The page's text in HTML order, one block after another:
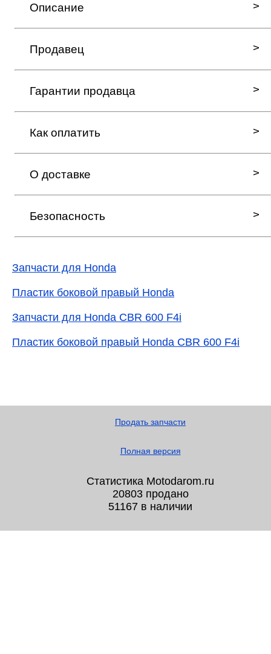
Описание
Продавец
Гарантии продавца
Как оплатить
О доставке
Безопасность
Запчасти для Honda
Пластик боковой правый Honda
Запчасти для Honda CBR 600 F4i
Пластик боковой правый Honda CBR 600 F4i
Продать запчасти
Полная версия
Статистика Motodarom.ru
20803 продано
51167 в наличии